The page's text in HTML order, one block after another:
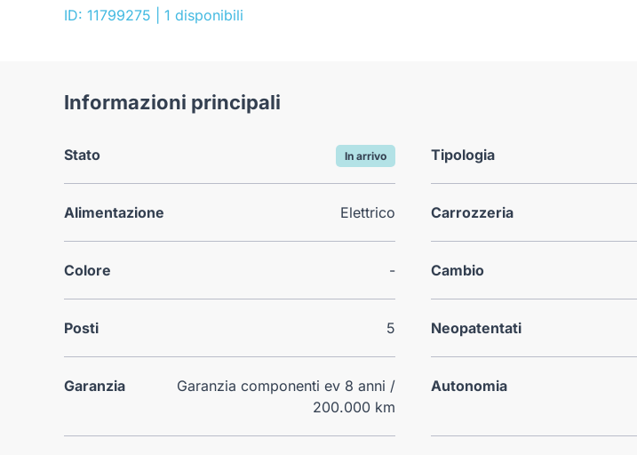
ID: 11799275
| 1 disponibili
Informazioni principali
Stato In arrivo Tipologia
Alimentazione Elettrico Carrozzeria
Colore - Cambio
Posti 5 Neopatentati
Garanzia
Garanzia componenti ev 8 anni /
200.000 km
Autonomia